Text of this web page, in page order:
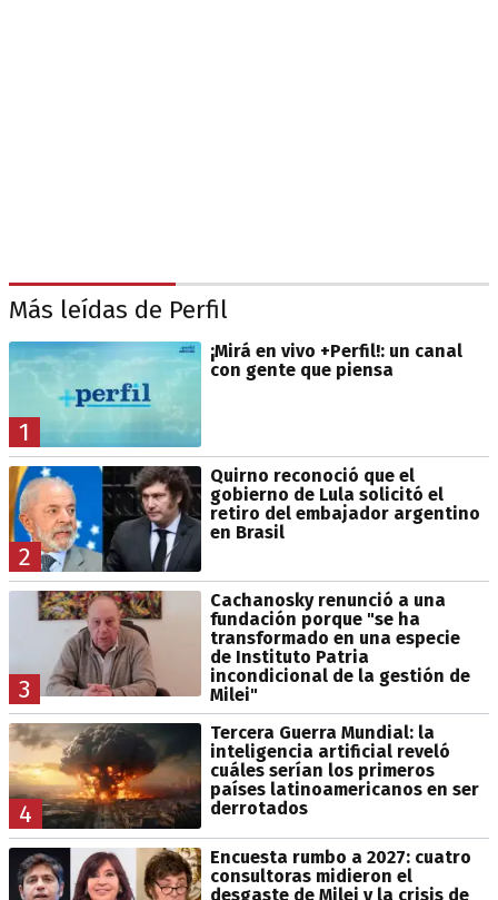
Más leídas de Perfil
1
¡Mirá en vivo +Perfil!: un canal
con gente que piensa
2
Quirno reconoció que el
gobierno de Lula solicitó el
retiro del embajador argentino
en Brasil
3
Cachanosky renunció a una
fundación porque "se ha
transformado en una especie
de Instituto Patria
incondicional de la gestión de
Milei"
4
Tercera Guerra Mundial: la
inteligencia artificial reveló
cuáles serían los primeros
países latinoamericanos en ser
derrotados
Encuesta rumbo a 2027: cuatro
consultoras midieron el
desgaste de Milei y la crisis de